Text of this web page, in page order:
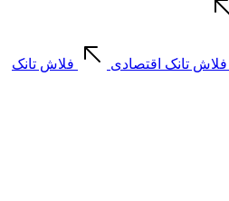
فلاش تانک اقتصادی فلاش تانک